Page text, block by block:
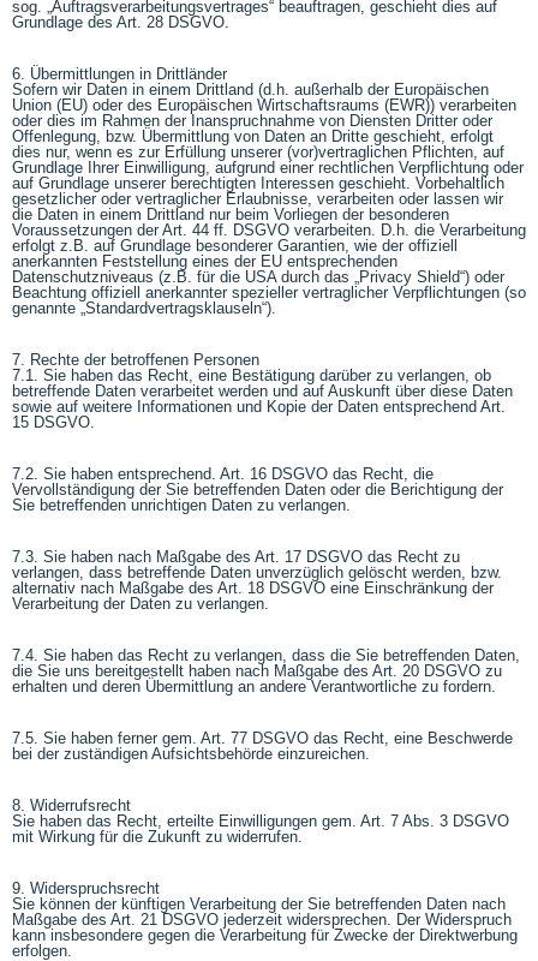
sog. „Auftragsverarbeitungsvertrages“ beauftragen, geschieht dies auf
Grundlage des Art. 28 DSGVO.
6. Übermittlungen in Drittländer
Sofern wir Daten in einem Drittland (d.h. außerhalb der Europäischen
Union (EU) oder des Europäischen Wirtschaftsraums (EWR)) verarbeiten
oder dies im Rahmen der Inanspruchnahme von Diensten Dritter oder
Offenlegung, bzw. Übermittlung von Daten an Dritte geschieht, erfolgt
dies nur, wenn es zur Erfüllung unserer (vor)vertraglichen Pflichten, auf
Grundlage Ihrer Einwilligung, aufgrund einer rechtlichen Verpflichtung oder
auf Grundlage unserer berechtigten Interessen geschieht. Vorbehaltlich
gesetzlicher oder vertraglicher Erlaubnisse, verarbeiten oder lassen wir
die Daten in einem Drittland nur beim Vorliegen der besonderen
Voraussetzungen der Art. 44 ff. DSGVO verarbeiten. D.h. die Verarbeitung
erfolgt z.B. auf Grundlage besonderer Garantien, wie der offiziell
anerkannten Feststellung eines der EU entsprechenden
Datenschutzniveaus (z.B. für die USA durch das „Privacy Shield“) oder
Beachtung offiziell anerkannter spezieller vertraglicher Verpflichtungen (so
genannte „Standardvertragsklauseln“).
7. Rechte der betroffenen Personen
7.1. Sie haben das Recht, eine Bestätigung darüber zu verlangen, ob
betreffende Daten verarbeitet werden und auf Auskunft über diese Daten
sowie auf weitere Informationen und Kopie der Daten entsprechend Art.
15 DSGVO.
7.2. Sie haben entsprechend. Art. 16 DSGVO das Recht, die
Vervollständigung der Sie betreffenden Daten oder die Berichtigung der
Sie betreffenden unrichtigen Daten zu verlangen.
7.3. Sie haben nach Maßgabe des Art. 17 DSGVO das Recht zu
verlangen, dass betreffende Daten unverzüglich gelöscht werden, bzw.
alternativ nach Maßgabe des Art. 18 DSGVO eine Einschränkung der
Verarbeitung der Daten zu verlangen.
7.4. Sie haben das Recht zu verlangen, dass die Sie betreffenden Daten,
die Sie uns bereitgestellt haben nach Maßgabe des Art. 20 DSGVO zu
erhalten und deren Übermittlung an andere Verantwortliche zu fordern.
7.5. Sie haben ferner gem. Art. 77 DSGVO das Recht, eine Beschwerde
bei der zuständigen Aufsichtsbehörde einzureichen.
8. Widerrufsrecht
Sie haben das Recht, erteilte Einwilligungen gem. Art. 7 Abs. 3 DSGVO
mit Wirkung für die Zukunft zu widerrufen.
9. Widerspruchsrecht
Sie können der künftigen Verarbeitung der Sie betreffenden Daten nach
Maßgabe des Art. 21 DSGVO jederzeit widersprechen. Der Widerspruch
kann insbesondere gegen die Verarbeitung für Zwecke der Direktwerbung
erfolgen.